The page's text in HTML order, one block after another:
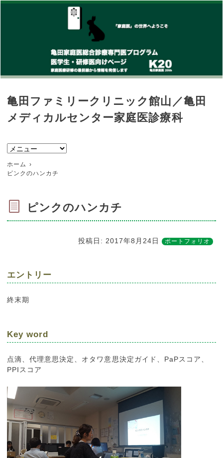
亀田ファミリークリニック館山／亀田
メディカルセンター家庭医診療科
ホーム
ピンクのハンカチ
ピンクのハンカチ
投稿日: 2017年8月24日 ポートフォリオ
エントリー
終末期
Key word
点滴、代理意思決定、オタワ意思決定ガイド、PaPスコア、
PPIスコア